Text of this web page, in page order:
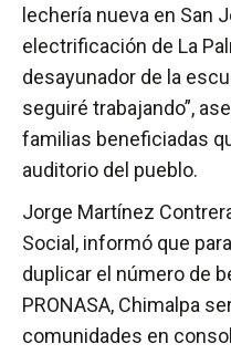
lechería nueva en San
electrificación de La
desayunador de la
seguiré trabajando”,
familias beneficiadas
auditorio del pueblo.
Jorge Martínez
Social, informó que
duplicar el número de
PRONASA, Chimalpa
comunidades en